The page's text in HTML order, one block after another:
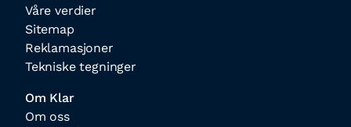
Våre verdier
Sitemap
Reklamasjoner
Tekniske tegninger
Om Klar
Om oss